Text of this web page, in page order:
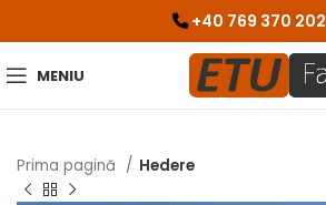
+40 769 370 202
MENIU
Prima pagină Hedere